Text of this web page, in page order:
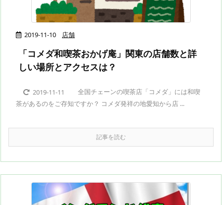
2019-11-10 店舗
「コメダ和喫茶おかげ庵」関東の店舗数と詳
しい場所とアクセスは？
2019-11-11
全国チェーンの喫茶店「コメダ」には和喫
茶があるのをご存知ですか？ コメダ発祥の地愛知から店 ...
記事を読む